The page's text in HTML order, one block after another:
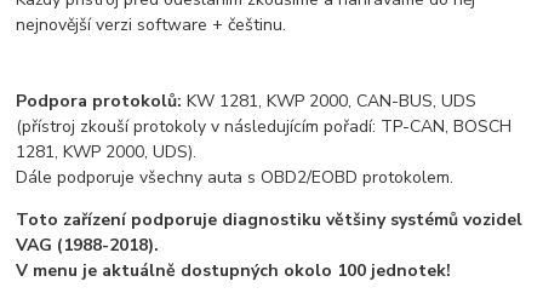
nejnovější verzi software + češtinu.
Podpora protokolů:KW 1281, KWP 2000, CAN-BUS, UDS
(přístroj zkouší protokoly v následujícím pořadí: TP-CAN, BOSCH
1281, KWP 2000, UDS).
Dále podporuje všechny auta s OBD2/EOBD protokolem.
Toto zařízení podporuje diagnostiku většiny systémů vozidel
VAG (1988-2018).
V menu je aktuálně dostupných okolo 100 jednotek!